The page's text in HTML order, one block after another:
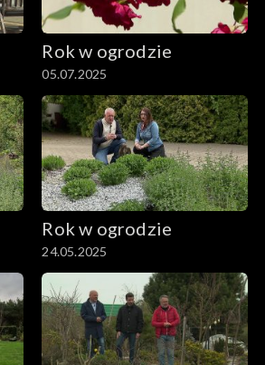
Rok w ogrodzie
05.07.2025
Rok w ogrodzie
24.05.2025